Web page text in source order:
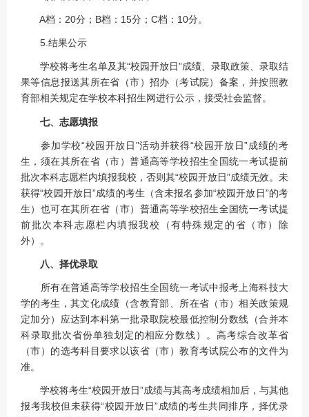
A档：20分；B档：15分；C档：10分。
5.结果公示
学校将考生名单及其“校园开放日”成绩、录取政策、录取结
果等信息报送其所在省（市）招办（考试院）备案，并按照教
育部相关规定在学校本科招生网进行公示，接受社会监督。
七、志愿填报
参加学校“校园开放日”活动并获得“校园开放日”成绩的考
生，须在其所在省（市）普通高等学校招生全国统一考试提前
批次本科志愿栏内填报我校，否则其“校园开放日”成绩无效。未
获得“校园开放日”成绩的考生（含未报名参加“校园开放日”的考
生）也可在其所在省（市）普通高等学校招生全国统一考试提
前批次本科志愿栏内填报我校（有特殊规定的省（市）除
外）。
八、择优录取
所有在普通高等学校招生全国统一考试中报考上海科技大
学的考生，其文化成绩（含教育部、所在省（市）相关政策规
定加分）应达到本科第一批录取院校最低控制分数线（合并本
科录取批次省份单独划定的相应分数线）。高考综合改革省
（市）的选考科目要求以该省（市）教育考试院公布的文件为
准。
学校将考生“校园开放日”成绩与其高考成绩相加后，与其他
报考我校但未获得“校园开放日”成绩的考生共同排序，择优录